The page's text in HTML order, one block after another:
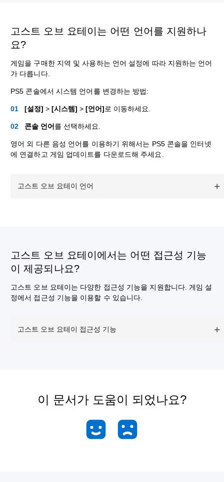
고스트 오브 요테이는 어떤 언어를 지원하나
요?
게임을 구매한 지역 및 사용하는 언어 설정에 따라 지원하는 언어
가 다릅니다.
PS5 콘솔에서 시스템 언어를 변경하는 방법:
[설정] > [시스템] > [언어]로 이동하세요.
콘솔 언어 를 선택하세요.
영어 외 다른 음성 언어를 이용하기 위해서는 PS5 콘솔을 인터넷
에 연결하고 게임 업데이트를 다운로드해 주세요.
고스트 오브 요테이 언어
고스트 오브 요테이에서는 어떤 접근성 기능
이 제공되나요?
고스트 오브 요테이는 다양한 접근성 기능을 지원합니다. 게임 설
정에서 접근성 기능을 이용할 수 있습니다.
고스트 오브 요테이 접근성 기능
이 문서가 도움이 되었나요?